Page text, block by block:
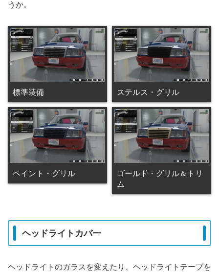
うか。
標準装備 ステルス・グリル
ペイント・グリル
ゴールド・グリル＆トリ
ム
ヘッドライトカバー
ヘッドライトのガラスを変えたり、ヘッドライトテープを